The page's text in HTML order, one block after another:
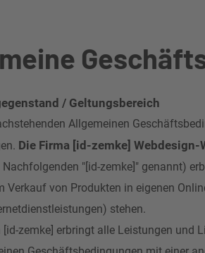
/ Geltungsbereich
Allgemeinen
Die Firma [id-zemke]
Nachfolgenden "[id-zemke]" genannt)
Verkauf von Produkten in eigenen
stehen.
[id-zemke] erbringt alle Leistungen und